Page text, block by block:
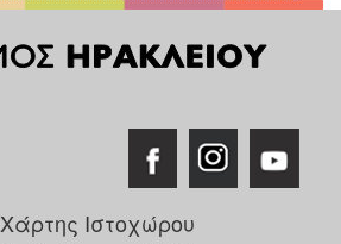
Χάρτης Ιστοχώρου